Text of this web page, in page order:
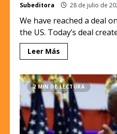
Subeditora 28 de julio de
We have reached a deal
the US. Today’s deal
Leer Más
2 MIN DE LECTURA